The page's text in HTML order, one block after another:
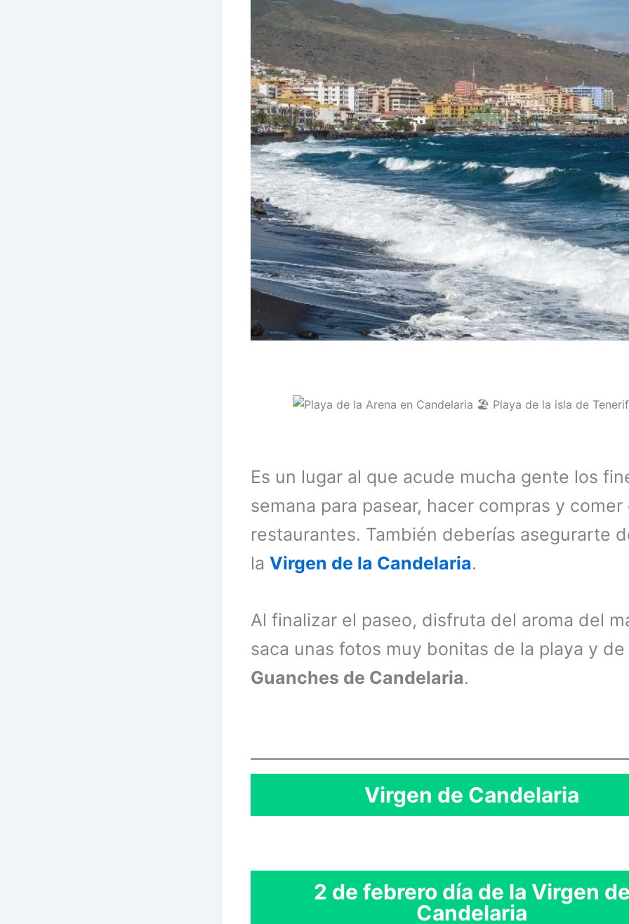
Es un lugar al que acude mucha gente los
semana para pasear, hacer compras y comer
restaurantes. También deberías asegurarte
la Virgen de la Candelaria.
Al finalizar el paseo, disfruta del aroma del
saca unas fotos muy bonitas de la playa y de
Guanches de Candelaria.
Virgen de Candelaria
2 de febrero día de la Virgen
Candelaria